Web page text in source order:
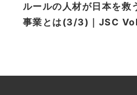
ルールの人材が日本を救
事業とは(3/3)｜JSC